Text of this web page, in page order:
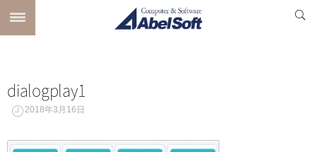
dialogplay1
2018年3月16日